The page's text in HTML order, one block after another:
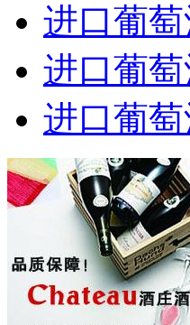
进口葡
进口葡
进口葡